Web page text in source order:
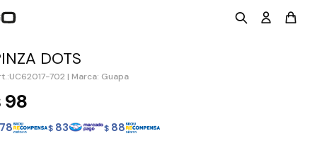
DOTS
UC62017-702 | Marca: Guapa
98
78 $ 83 $ 88